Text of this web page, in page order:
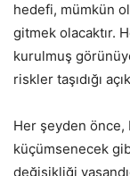
hedefi, mümkün
gitmek olacaktır.
kurulmuş
riskler taşıdığı
Her şeyden önce,
küçümsenecek
değişikliği